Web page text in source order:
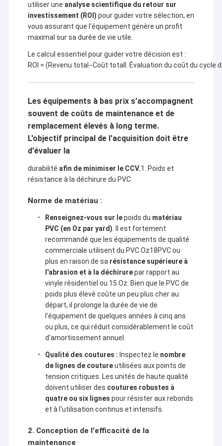
utiliser une analyse scientifique du retour sur
investissement (ROI) pour guider votre sélection, en
vous assurant que l'équipement génère un profit
maximal sur sa durée de vie utile.
Le calcul essentiel pour guider votre décision est :
ROI = (Revenu total −Coût total I. Évaluation du coût du cycle
Les équipements à bas prix s'accompagnent
souvent de coûts de maintenance et de
remplacement élevés à long terme.
L'objectif principal de l'acquisition doit être
d'évaluer la
durabilité afin de minimiser le CCV.1. Poids et
résistance à la déchirure du PVC
Norme de matériau :
Renseignez-vous sur lepoids du matériau
PVC (en Oz par yard) . Il est fortement
recommandé que les équipements de qualité
commerciale utilisent du PVCOz18PVCou
plus en raison de sa résistance supérieure à
l'abrasion et à la déchirurepar rapport au
vinyle résidentiel ou 15 Oz . Bien que le PVCde
poids plus élevé coûte un peu plus cher au
départ, il prolonge la durée de vie de
l'équipement de quelques années à cinq ans
ou plus, ce qui réduit considérablement le coût
d'amortissement annuel.
Qualité des coutures : Inspectez le nombre
de lignes de coutureutilisées aux points de
tension critiques. Les unités de haute qualité
doivent utiliser des coutures robustes à
quatre ou six lignes pour résister aux rebonds
et à l'utilisation continus et intensifs.
2. Conception de l'efficacité de la
maintenance